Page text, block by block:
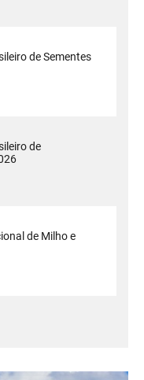
de Sementes
de
de Milho e